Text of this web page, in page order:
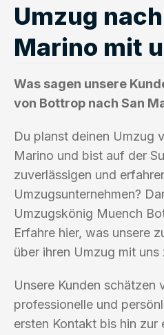
Umzug
Marino mit
Was sagen unsere
von Bottrop nach San
Du planst deinen Umzug
Marino und bist auf der
zuverlässigen und
Umzugsunternehmen?
Umzugskönig Muench
Erfahre hier, was unsere
über ihren Umzug mit uns
Unsere Kunden schätzen
professionelle und
ersten Kontakt bis hin zur